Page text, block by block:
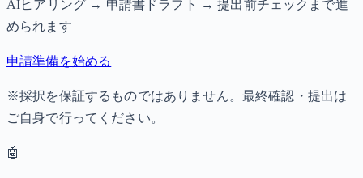
AIヒアリング → 申請書ドラフト → 提出前チェックまで進
められます
申請準備を始める
※採択を保証するものではありません。最終確認・提出は
ご自身で行ってください。
🤖